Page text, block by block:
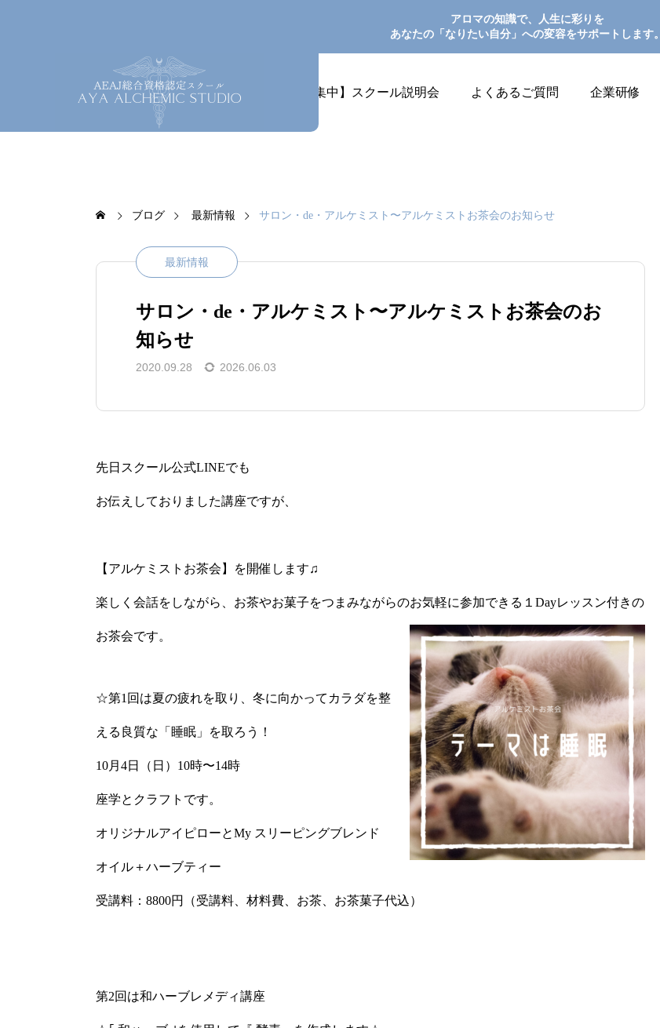
アロマの知識で、人生に彩りを
あなたの「なりたい自分」への変容をサポートします。
ホーム 最新情報 【募集中】スクール説明会 よくあるご質問 企業研修
ブログ 最新情報 サロン・de・アルケミスト〜アルケミストお茶会のお知らせ
最新情報
サロン・de・アルケミスト〜アルケミストお茶会のお
知らせ
2020.09.28 2026.06.03
先日スクール公式LINEでも
お伝えしておりました講座ですが、
【アルケミストお茶会】を開催します♫
楽しく会話をしながら、お茶やお菓子をつまみながらのお気軽に参加できる１Dayレッスン付きの
お茶会です。
☆第1回は夏の疲れを取り、冬に向かってカラダを整
える良質な「睡眠」を取ろう！
10月4日（日）10時〜14時
座学とクラフトです。
オリジナルアイピローとMy スリーピングブレンド
オイル＋ハーブティー
受講料：8800円（受講料、材料費、お茶、お茶菓子代込）
第2回は和ハーブレメディ講座